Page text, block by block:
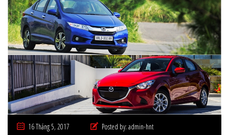
16 Tháng 5, 2017 Posted by: admin-hnt